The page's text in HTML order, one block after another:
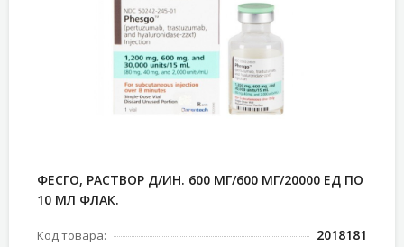
ФЕСГО, РАСТВОР Д/ИН. 600 МГ/600 МГ/20000 ЕД ПО
10 МЛ ФЛАК.
Код товара: 2018181